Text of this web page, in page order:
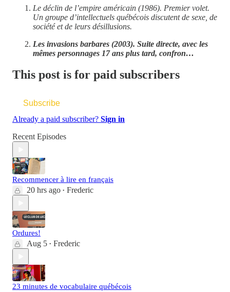
Le déclin de l’empire américain (1986). Premier volet.
Un groupe d’intellectuels québécois discutent de sexe, de
société et de leurs désillusions.
Les invasions barbares (2003). Suite directe, avec les
mêmes personnages 17 ans plus tard, confron…
This post is for paid subscribers
Subscribe
Already a paid subscriber? Sign in
Recent Episodes
Recommencer à lire en français
20 hrs ago • Frederic
Ordures!
Aug 5 • Frederic
23 minutes de vocabulaire québécois